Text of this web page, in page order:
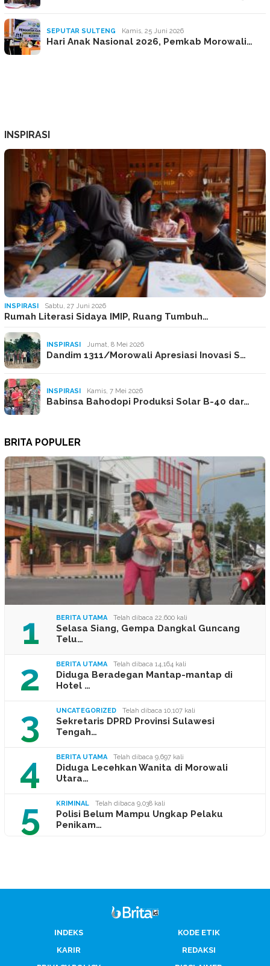
SEPUTAR SULTENG Kamis, 25 Juni 2026
Hari Anak Nasional 2026, Pemkab Morowali…
INSPIRASI
INSPIRASI Sabtu, 27 Juni 2026
Rumah Literasi Sidaya IMIP, Ruang Tumbuh…
INSPIRASI Jumat, 8 Mei 2026
Dandim 1311/Morowali Apresiasi Inovasi S…
INSPIRASI Kamis, 7 Mei 2026
Babinsa Bahodopi Produksi Solar B-40 dar…
BRITA POPULER
1 BERITA UTAMA Telah dibaca 22,600 kali
Selasa Siang, Gempa Dangkal Guncang
Telu…
2 BERITA UTAMA Telah dibaca 14,164 kali
Diduga Beradegan Mantap-mantap di
Hotel …
3 UNCATEGORIZED Telah dibaca 10,107 kali
Sekretaris DPRD Provinsi Sulawesi
Tengah…
4 BERITA UTAMA Telah dibaca 9,697 kali
Diduga Lecehkan Wanita di Morowali
Utara…
5 KRIMINAL Telah dibaca 9,038 kali
Polisi Belum Mampu Ungkap Pelaku
Penikam…
INDEKS
KODE ETIK
KARIR
REDAKSI